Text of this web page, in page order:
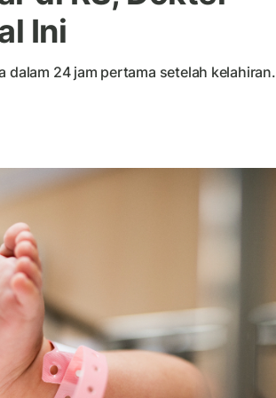
Ini
24 jam pertama setelah kelahiran.